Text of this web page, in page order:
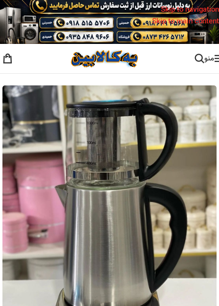
Skip to navigation
Skip to main content
منو